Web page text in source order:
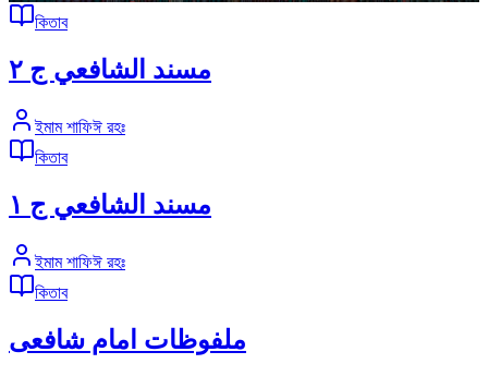
কিতাব
مسند الشافعي ج ٢
ইমাম শাফিঈ রহঃ
কিতাব
مسند الشافعي ج ١
ইমাম শাফিঈ রহঃ
কিতাব
ملفوظات امام شافعی